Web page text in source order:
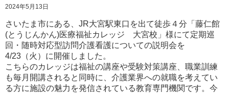
2024年5月13日
さいたま市にある、JR大宮駅東口を出て徒歩４分「藤仁館
(とうじんかん)医療福祉カレッジ 大宮校」様にて定期巡
回・随時対応型訪問介護看護についての説明会を
4/23（火）に開催しました。
こちらのカレッジは福祉の講座や受験対策講座、職業訓練
も毎月開講されると同時に、介護業界への就職を考えてい
る方に施設の魅力を発信されている教育専門機関です。今